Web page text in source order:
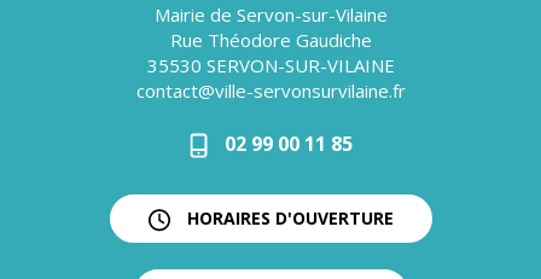
Mairie de Servon-sur-Vilaine
Rue Théodore Gaudiche
35530 SERVON-SUR-VILAINE
contact@ville-servonsurvilaine.fr
02 99 00 11 85
HORAIRES D'OUVERTURE